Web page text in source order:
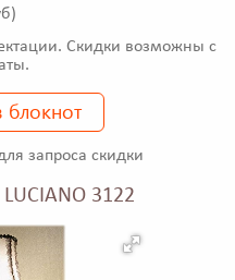
Скидки возможны с
блокнот
запроса скидки
3122